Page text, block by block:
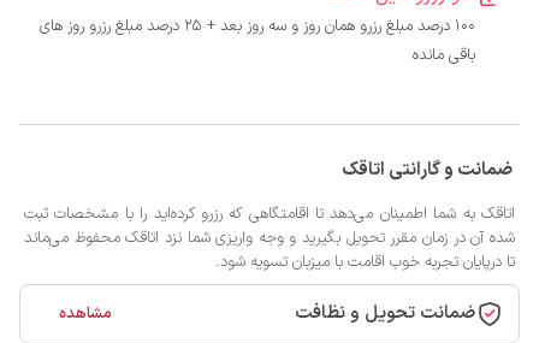
100 درصد مبلغ رزرو همان روز و سه روز بعد + 25 درصد مبلغ رزرو روز های
باقی مانده
ضمانت و گارانتی اتاقک
اتاقک به شما اطمینان می‌دهد تا اقامتگاهی که رزرو کرده‌اید را با مشخصات ثبت
شده آن در زمان مقرر تحویل بگیرید و وجه واریزی شما نزد اتاقک محفوظ می‌ماند
تا درپایان تجربه خوب اقامت با میزبان تسویه شود.
ضمانت تحویل و نظافت مشاهده